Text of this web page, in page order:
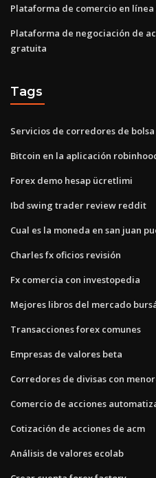
Plataforma de comercio en
Plataforma de negociación de
gratuita
Tags
Servicios de corredores de
Bitcoin en la aplicación
Forex demo hesap ücretlimi
Ibd swing trader review reddit
Cual es la moneda en san juan
Charles fx oficios revisión
Fx comercia con investopedia
Mejores libros del mercado
Transacciones forex comunes
Empresas de valores beta
Corredores de divisas con
Comercio de acciones
Cotización de acciones de acm
Análisis de valores ecolab